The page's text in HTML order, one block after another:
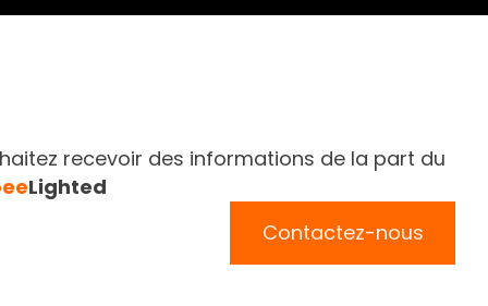
recevoir des informations de la part du
Lighted
Contactez-nous